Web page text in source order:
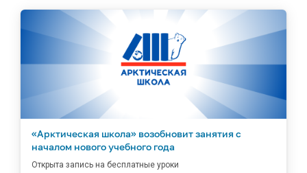
«Арктическая школа» возобновит занятия с
началом нового учебного года
Открыта запись на бесплатные уроки